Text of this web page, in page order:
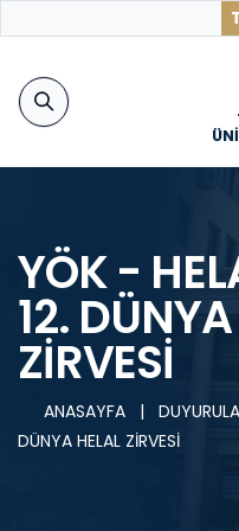
YÖK -
12.
ZİRVESİ
ANASAYFA |
DÜNYA HELAL ZİRVESİ